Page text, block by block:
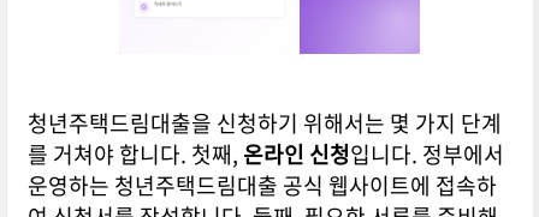
청년주택드림대출을 신청하기 위해서는 몇 가지 단계
를 거쳐야 합니다. 첫째, 온라인 신청입니다. 정부에서
운영하는 청년주택드림대출 공식 웹사이트에 접속하